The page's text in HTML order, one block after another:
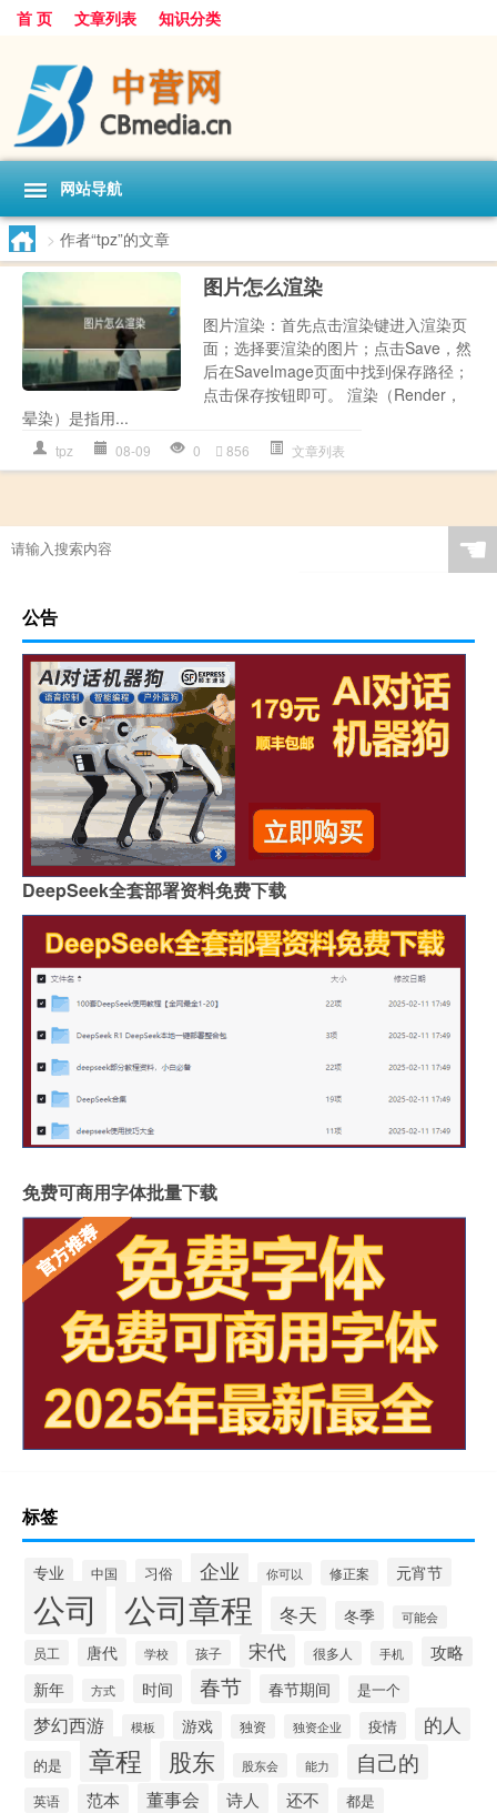
首 页 文章列表 知识分类
网站导航
> 作者“tpz”的文章
图片怎么渲染
图片渲染：首先点击渲染键进入渲染页
面；选择要渲染的图片；点击Save，然
后在SaveImage页面中找到保存路径；
点击保存按钮即可。 渲染（Render，
晕染）是指用...
tpz 08-09 0 856 文章列表
☚
公告
DeepSeek全套部署资料免费下载
免费可商用字体批量下载
标签
专业 中国 习俗 企业 你可以 修正案 元宵节
公司 公司章程 冬天 冬季 可能会
员工 唐代 学校 孩子 宋代 很多人 手机 攻略
新年 方式 时间 春节 春节期间 是一个
梦幻西游 模板 游戏 独资 独资企业 疫情 的人
的是 章程 股东 股东会 能力 自己的
英语 范本 董事会 诗人 还不 都是